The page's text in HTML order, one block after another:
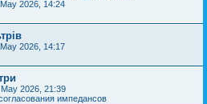
May 2026, 14:24
May 2026, 14:17
May 2026, 21:39
импедансов